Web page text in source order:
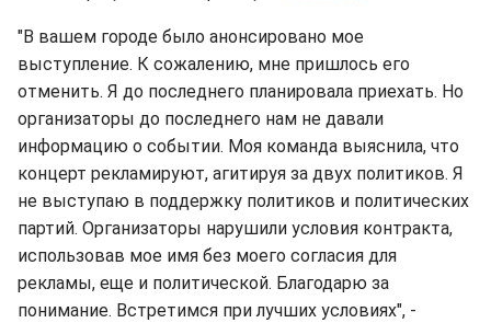
"В вашем городе было анонсировано мое
выступление. К сожалению, мне пришлось его
отменить. Я до последнего планировала приехать. Но
организаторы до последнего нам не давали
информацию о событии. Моя команда выяснила, что
концерт рекламируют, агитируя за двух политиков. Я
не выступаю в поддержку политиков и политических
партий. Организаторы нарушили условия контракта,
использовав мое имя без моего согласия для
рекламы, еще и политической. Благодарю за
понимание. Встретимся при лучших условиях", -